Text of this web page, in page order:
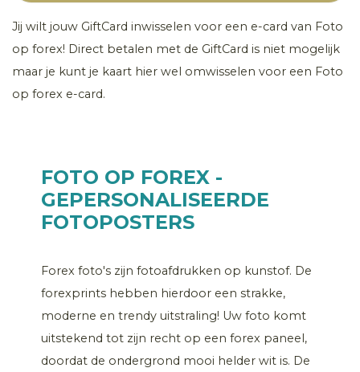
Jij wilt jouw GiftCard inwisselen voor een e-card van Foto
op forex! Direct betalen met de GiftCard is niet mogelijk
maar je kunt je kaart hier wel omwisselen voor een Foto
op forex e-card.
FOTO OP FOREX -
GEPERSONALISEERDE
FOTOPOSTERS
Forex foto's zijn fotoafdrukken op kunstof. De
forexprints hebben hierdoor een strakke,
moderne en trendy uitstraling! Uw foto komt
uitstekend tot zijn recht op een forex paneel,
doordat de ondergrond mooi helder wit is. De